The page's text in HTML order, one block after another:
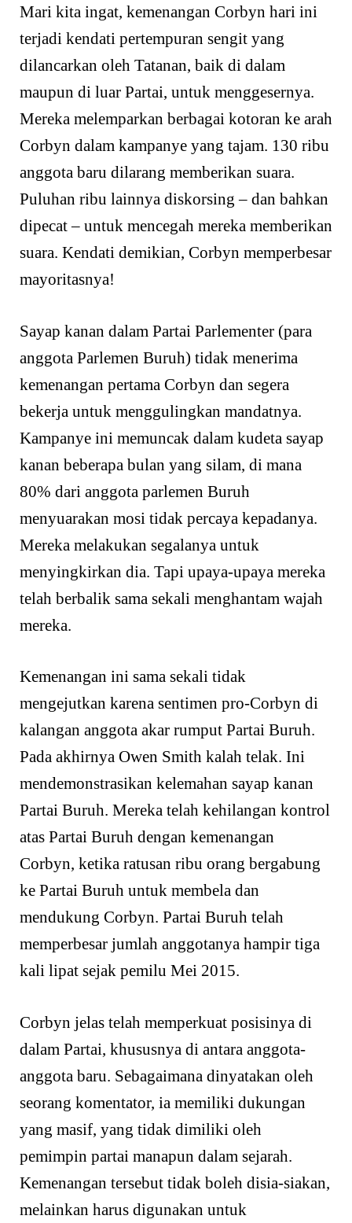
Mari kita ingat, kemenangan Corbyn hari ini
terjadi kendati pertempuran sengit yang
dilancarkan oleh Tatanan, baik di dalam
maupun di luar Partai, untuk menggesernya.
Mereka melemparkan berbagai kotoran ke arah
Corbyn dalam kampanye yang tajam. 130 ribu
anggota baru dilarang memberikan suara.
Puluhan ribu lainnya diskorsing – dan bahkan
dipecat – untuk mencegah mereka memberikan
suara. Kendati demikian, Corbyn memperbesar
mayoritasnya!
Sayap kanan dalam Partai Parlementer (para
anggota Parlemen Buruh) tidak menerima
kemenangan pertama Corbyn dan segera
bekerja untuk menggulingkan mandatnya.
Kampanye ini memuncak dalam kudeta sayap
kanan beberapa bulan yang silam, di mana
80% dari anggota parlemen Buruh
menyuarakan mosi tidak percaya kepadanya.
Mereka melakukan segalanya untuk
menyingkirkan dia. Tapi upaya-upaya mereka
telah berbalik sama sekali menghantam wajah
mereka.
Kemenangan ini sama sekali tidak
mengejutkan karena sentimen pro-Corbyn di
kalangan anggota akar rumput Partai Buruh.
Pada akhirnya Owen Smith kalah telak. Ini
mendemonstrasikan kelemahan sayap kanan
Partai Buruh. Mereka telah kehilangan kontrol
atas Partai Buruh dengan kemenangan
Corbyn, ketika ratusan ribu orang bergabung
ke Partai Buruh untuk membela dan
mendukung Corbyn. Partai Buruh telah
memperbesar jumlah anggotanya hampir tiga
kali lipat sejak pemilu Mei 2015.
Corbyn jelas telah memperkuat posisinya di
dalam Partai, khususnya di antara anggota-
anggota baru. Sebagaimana dinyatakan oleh
seorang komentator, ia memiliki dukungan
yang masif, yang tidak dimiliki oleh
pemimpin partai manapun dalam sejarah.
Kemenangan tersebut tidak boleh disia-siakan,
melainkan harus digunakan untuk